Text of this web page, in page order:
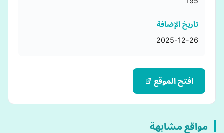
تاريخ الإضافة
2025-12-26
افتح الموقع
مواقع مشابهة